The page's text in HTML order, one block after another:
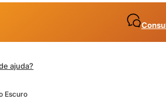
ajuda?
Escuro